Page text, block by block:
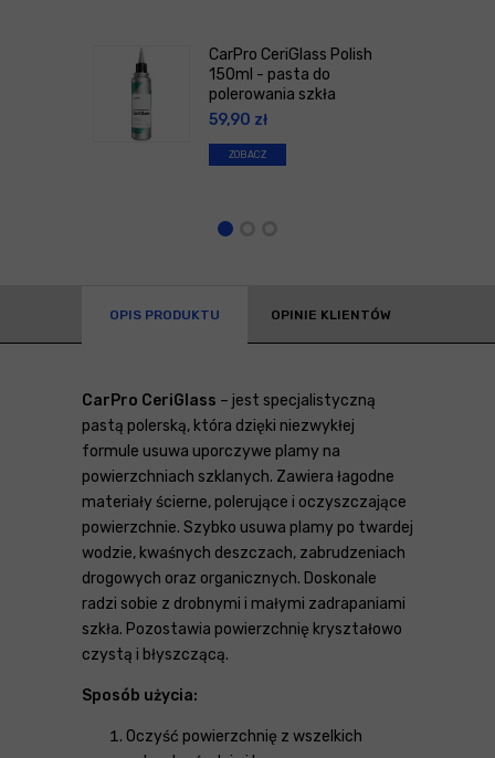
CarPro CeriGlass Polish
150ml - pasta do
polerowania szkła
59,90 zł
ZOBACZ
OPIS PRODUKTU OPINIE KLIENTÓW
CarPro CeriGlass – jest specjalistyczną
pastą polerską, która dzięki niezwykłej
formule usuwa uporczywe plamy na
powierzchniach szklanych. Zawiera łagodne
materiały ścierne, polerujące i oczyszczające
powierzchnie. Szybko usuwa plamy po twardej
wodzie, kwaśnych deszczach, zabrudzeniach
drogowych oraz organicznych. Doskonale
radzi sobie z drobnymi i małymi zadrapaniami
szkła. Pozostawia powierzchnię kryształowo
czystą i błyszczącą.
Sposób użycia:
Oczyść powierzchnię z wszelkich